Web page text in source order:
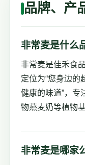
品牌、产
非常麦是什么
非常麦是佳禾食
定位为“您身边的
健康的味道”，专
物燕麦奶等植物基
非常麦是哪家